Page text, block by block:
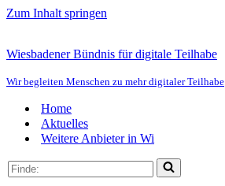
Zum Inhalt springen
Wiesbadener Bündnis für digitale Teilhabe
Wir begleiten Menschen zu mehr digitaler Teilhabe
Home
Aktuelles
Weitere Anbieter in Wi
Suchen
nach …